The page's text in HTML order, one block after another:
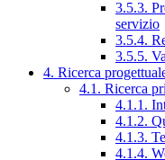
3.5.3.
servizio
3.5.4.
3.5.5.
4. Ricerca
4.1. Ricerca
4.1.1.
4.1.2.
4.1.3.
4.1.4.